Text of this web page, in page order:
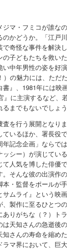
マ・フミコが誰な
かどうか。「江戸
奇怪な事件を解決
子どもたちを救い
中年男性の姿を好
の魅力には、ただ
』、1981年には映
に主演するなど、
までもないでしょう
を行う展開となり
いるほか、署長役
記念企画」ならで
シー）が演じてい
人気を博した俳優
そんな彼の出演作
・監督をポールが
ムライ』という映
、製作に至るひとつ
りがちな（？）ト
天知さんの急逝後
知さんの寿命を縮
マ界において、巨大